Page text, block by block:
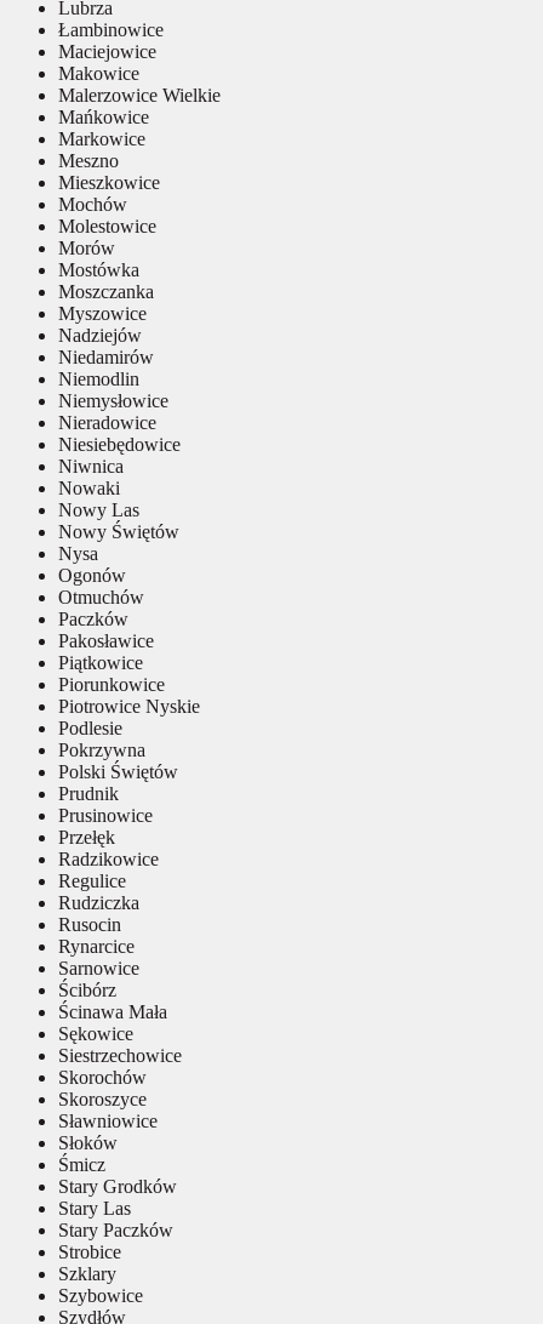
Lubrza
Łambinowice
Maciejowice
Makowice
Malerzowice Wielkie
Mańkowice
Markowice
Meszno
Mieszkowice
Mochów
Molestowice
Morów
Mostówka
Moszczanka
Myszowice
Nadziejów
Niedamirów
Niemodlin
Niemysłowice
Nieradowice
Niesiebędowice
Niwnica
Nowaki
Nowy Las
Nowy Świętów
Nysa
Ogonów
Otmuchów
Paczków
Pakosławice
Piątkowice
Piorunkowice
Piotrowice Nyskie
Podlesie
Pokrzywna
Polski Świętów
Prudnik
Prusinowice
Przełęk
Radzikowice
Regulice
Rudziczka
Rusocin
Rynarcice
Sarnowice
Ścibórz
Ścinawa Mała
Sękowice
Siestrzechowice
Skorochów
Skoroszyce
Sławniowice
Słoków
Śmicz
Stary Grodków
Stary Las
Stary Paczków
Strobice
Szklary
Szybowice
Szydłów